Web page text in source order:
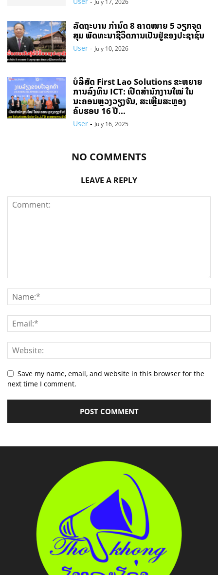
July 17, 2026
ລັດຖະບານ ກຳນົດ 8 ຄາດໝາຍ 5 ວຽກຈຸດ
ສຸມ ພັດທະນາຊີວິດການເປັນຢູ່ຂອງປະຊາຊົນ
User - July 10, 2026
ບໍລິສັດ First Lao Solutions ຂະຫຍາຍ
ການລົງທຶນ ICT: ເປີດສຳນັກງານໃໝ່ ໃນ
ນະຄອນຫຼວງວຽງຈັນ, ສະເຫຼີມສະຫຼອງ
ຄົບຮອບ 16 ປີ...
User - July 16, 2025
NO COMMENTS
LEAVE A REPLY
Save my name, email, and website in this browser for the
next time I comment.